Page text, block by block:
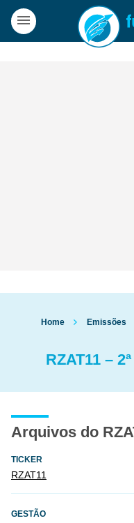
Home Emissões
RZAT11 –
Arquivos do
TICKER
RZAT11
GESTÃO